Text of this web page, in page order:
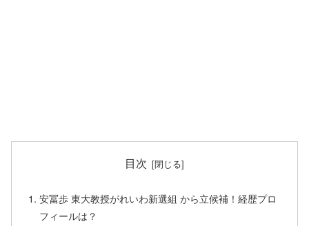
目次
安冨歩 東大教授がれいわ新選組 から立候補！経歴プロ
フィールは？